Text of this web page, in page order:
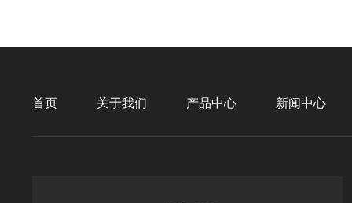
首页 关于我们 产品中心 新闻中心